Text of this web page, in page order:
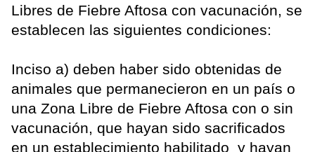
Libres de Fiebre Aftosa con vacunación, se
establecen las siguientes condiciones:
Inciso a) deben haber sido obtenidas de
animales que permanecieron en un país o
una Zona Libre de Fiebre Aftosa con o sin
vacunación, que hayan sido sacrificados
en un establecimiento habilitado y hayan